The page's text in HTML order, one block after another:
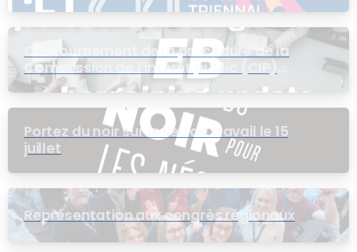
Contournement de la procédure de la
Commission de l’intérêt public (CIP)
pour le groupe EB
Portez du noir sur le lieu de travail le 15
juillet
Représentation aux congrès régionaux